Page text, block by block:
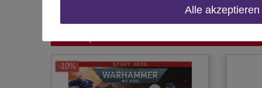
-10%
Alle akzeptieren